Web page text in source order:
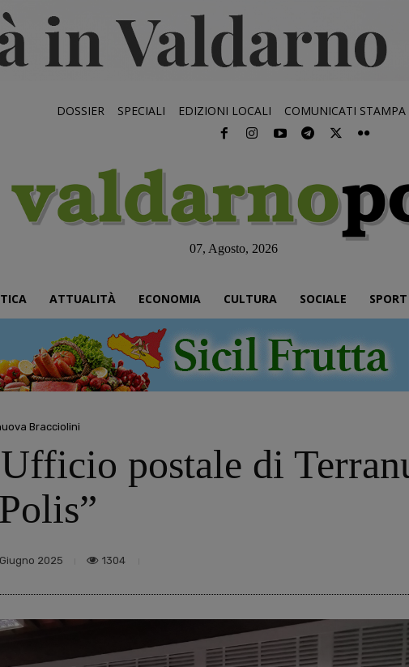
DOSSIER SPECIALI EDIZIONI LOCALI COMUNICATI STAMPA
07, Agosto, 2026
ATTUALITÀ ECONOMIA CULTURA SOCIALE SPORT
Bracciolini
postale di
2025 1304